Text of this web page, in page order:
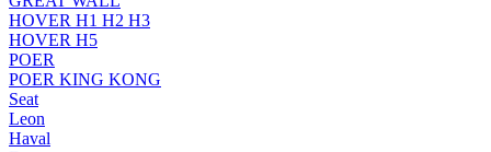
HOVER H1 H2 H3
HOVER H5
POER
POER KING KONG
Seat
Leon
Haval